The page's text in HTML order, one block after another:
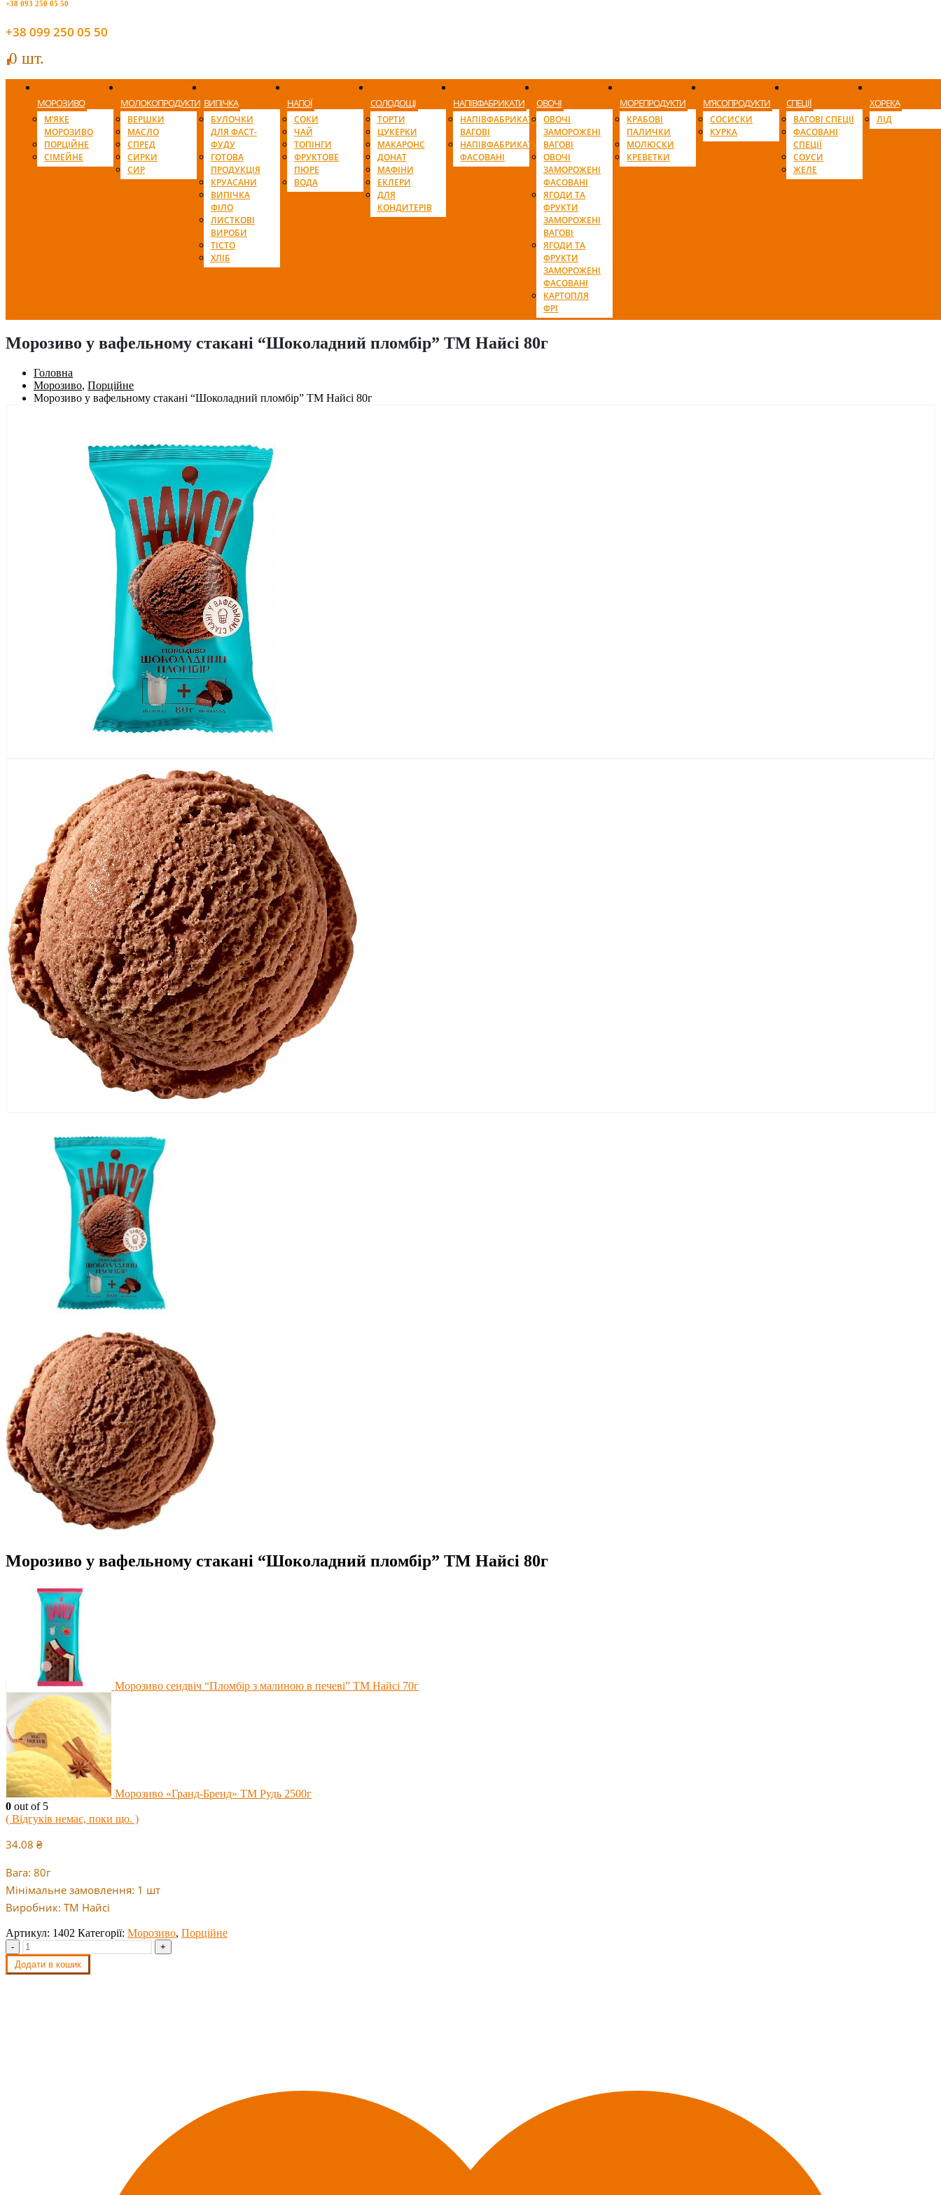
+38 093 250 05 50
+38 099 250 05 50
00 шт.
МОРОЗИВО
М’ЯКЕ
МОРОЗИВО
ПОРЦІЙНЕ
СІМЕЙНЕ
МОЛОКОПРОДУКТИ
ВЕРШКИ
МАСЛО
СПРЕД
СИРКИ
СИР
ВИПІЧКА
БУЛОЧКИ
ДЛЯ ФАСТ-
ФУДУ
ГОТОВА
ПРОДУКЦІЯ
КРУАСАНИ
ВИПІЧКА
ФІЛО
ЛИСТКОВІ
ВИРОБИ
ТІСТО
ХЛІБ
НАПОЇ
СОКИ
ЧАЙ
ТОПІНГИ
ФРУКТОВЕ
ПЮРЕ
ВОДА
СОЛОДОЩІ
ТОРТИ
ЦУКЕРКИ
МАКАРОНС
ДОНАТ
МАФІНИ
ЕКЛЕРИ
ДЛЯ
КОНДИТЕРІВ
НАПІВФАБРИКАТИ
НАПІВФАБРИКАТИ
ВАГОВІ
НАПІВФАБРИКАТИ
ФАСОВАНІ
ОВОЧІ
ОВОЧІ
ЗАМОРОЖЕНІ
ВАГОВІ
ОВОЧІ
ЗАМОРОЖЕНІ
ФАСОВАНІ
ЯГОДИ ТА
ФРУКТИ
ЗАМОРОЖЕНІ
ВАГОВІ
ЯГОДИ ТА
ФРУКТИ
ЗАМОРОЖЕНІ
ФАСОВАНІ
КАРТОПЛЯ
ФРІ
МОРЕПРОДУКТИ
КРАБОВІ
ПАЛИЧКИ
МОЛЮСКИ
КРЕВЕТКИ
М’ЯСОПРОДУКТИ
СОСИСКИ
КУРКА
СПЕЦІЇ
ВАГОВІ СПЕЦІЇ
ФАСОВАНІ
СПЕЦІЇ
СОУСИ
ЖЕЛЕ
ХОРЕКА
ЛІД
Морозиво у вафельному стакані “Шоколадний пломбір” ТМ Найсі 80г
Головна
Морозиво, Порційне
Морозиво у вафельному стакані “Шоколадний пломбір” ТМ Найсі 80г
Морозиво у вафельному стакані “Шоколадний пломбір” ТМ Найсі 80г
Морозиво сендвіч “Пломбір з малиною в печеві” ТМ Найсі 70г
Морозиво «Гранд-Бренд» ТМ Рудь 2500г
0 out of 5
( Відгуків немає, поки що. )
34.08 ₴
Вага: 80г
Мінімальне замовлення: 1 шт
Виробник: ТМ Найсі
Артикул: 1402 Категорії: Морозиво, Порційне
-
+
Додати в кошик